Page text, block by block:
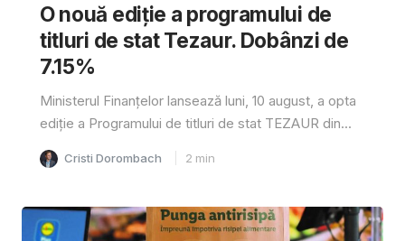
O nouă ediție a programului de
titluri de stat Tezaur. Dobânzi de
7.15%
Ministerul Finanțelor lansează luni, 10 august, a opta
ediție a Programului de titluri de stat TEZAUR din...
Cristi Dorombach 2 min